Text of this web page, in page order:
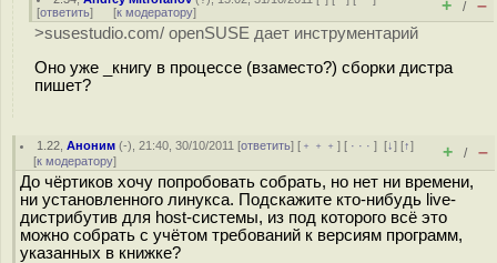
[ответить] [к модератору] + / –
>susestudio.com/ openSUSE дает инструментарий
Оно уже _книгу в процессе (взаместо?) сборки дистра
пишет?
1.22 ,Аноним (-), 21:40, 30/10/2011 [ответить] [ ﹢﹢﹢] [ · · ·][↓] [↑]
[к модератору] + / –
До чёртиков хочу попробовать собрать, но нет ни времени,
ни установленного линукса. Подскажите кто-нибудь live-
дистрибутив для host-системы, из под которого всё это
можно собрать с учётом требований к версиям программ,
указанных в книжке?